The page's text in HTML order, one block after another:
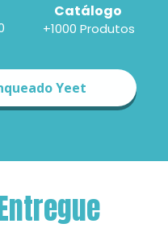
Catálogo
+1000 Produtos
Yeet